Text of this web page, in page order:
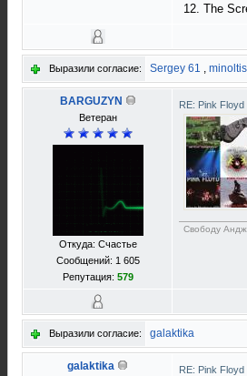
12. The
Выразили согласие: Sergey 61 ,
BARGUZYN
Ветеран
Откуда: Счастье
Сообщений: 1 605
Репутация: 579
RE: Pink Floyd
Свободу
Выразили согласие: galaktika
galaktika RE: Pink Floyd